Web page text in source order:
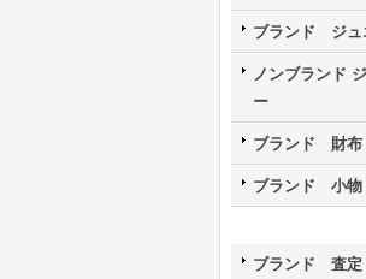
ブランド ジュ
ノンブランド
ー
ブランド 財布
ブランド 小物
ブランド 査定